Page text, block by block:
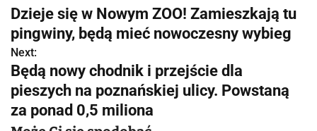
a
w
i
g
Dzieje się w Nowym ZOO! Zamieszkają tu
pingwiny, będą mieć nowoczesny wybieg
Next:
Będą nowy chodnik i przejście dla
pieszych na poznańskiej ulicy. Powstaną
za ponad 0,5 miliona